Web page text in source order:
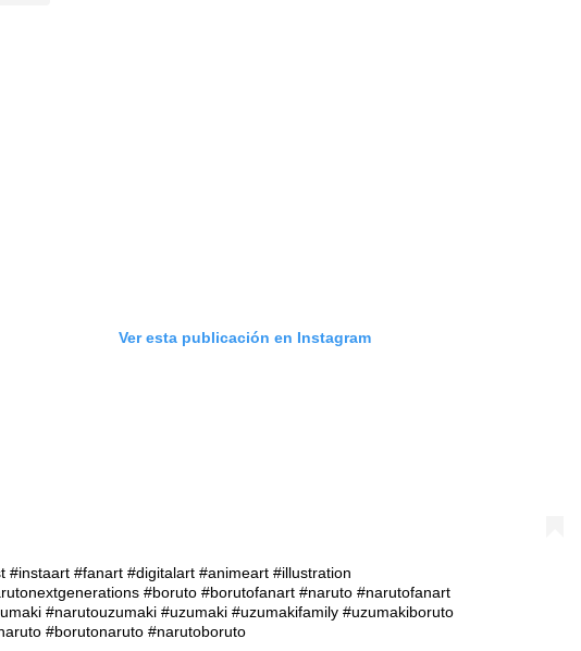
Ver esta publicación en Instagram
#instaart #fanart #digitalart #animeart #illustration
#boruto #borutofanart #naruto #narutofanart
#narutouzumaki #uzumaki #uzumakifamily #uzumakiboruto
#borutonaruto #narutoboruto